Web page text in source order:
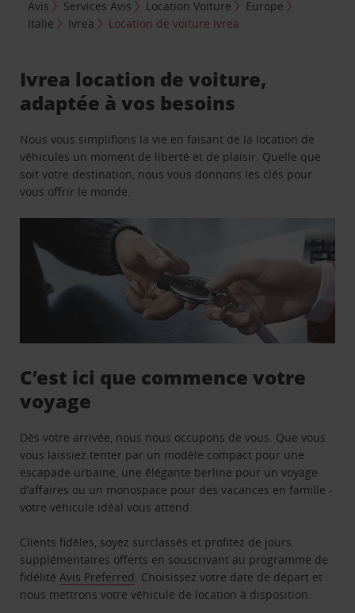
Avis Services Avis Location Voiture
Europe
Italie
Ivrea Location de voiture Ivrea
Ivrea location de voiture,
adaptée à vos besoins
Nous vous simplifions la vie en faisant de la location de
véhicules un moment de liberté et de plaisir. Quelle que
soit votre destination, nous vous donnons les clés pour
vous offrir le monde.
C’est ici que commence votre
voyage
Dès votre arrivée, nous nous occupons de vous. Que vous
vous laissiez tenter par un modèle compact pour une
escapade urbaine, une élégante berline pour un voyage
d’affaires ou un monospace pour des vacances en famille -
votre véhicule idéal vous attend.
Clients fidèles, soyez surclassés et profitez de jours
supplémentaires offerts en souscrivant au programme de
fidélitéAvis Preferred. Choisissez votre date de départ et
nous mettrons votre véhicule de location à disposition.